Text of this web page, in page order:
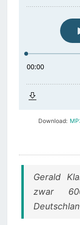
Download:
Gerald
zwar